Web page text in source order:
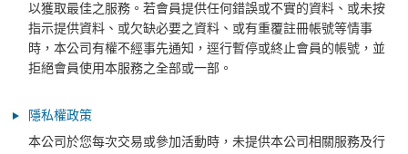
以獲取最佳之服務。若會員提供任何錯誤或不實的資料、或未按
指示提供資料、或欠缺必要之資料、或有重覆註冊帳號等情事
時，本公司有權不經事先通知，逕行暫停或終止會員的帳號，並
拒絕會員使用本服務之全部或一部。
隱私權政策
本公司於您每次交易或參加活動時，未提供本公司相關服務及行